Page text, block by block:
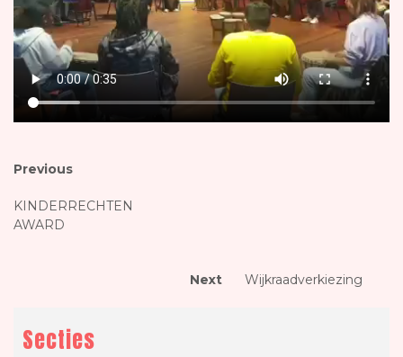
Bericht
navigatie
Previous
Previous
KINDERRECHTEN
AWARD
Next
Next
Wijkraadverkiezing
Secties